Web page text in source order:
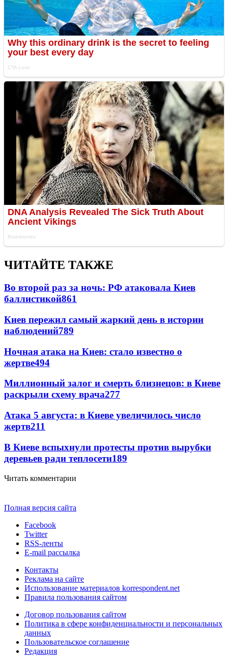
ЧИТАЙТЕ ТАКЖЕ
Во второй раз за ночь: РФ атаковала Киев
баллистикой861
Киев пережил самый жаркий день в истории
наблюдений789
Ночная атака на Киев: стало известно о
жертве494
Миллионный залог и смерть близнецов: в Киеве
раскрыли схему врача277
Атака 5 августа: в Киеве увеличилось число
жертв211
В Киеве вспыхнули протесты против вырубки
деревьев ради теплосети189
Читать комментарии
Полная версия сайта
Facebook
Twitter
RSS-ленты
E-mail рассылка
Контакты
Реклама на сайте
Использование материалов korrespondent.net
Правила пользования сайтом
Договор пользования сайтом
Политика в сфере конфиденциальности и персональных
данных
Пользовательское соглашение
Редакция